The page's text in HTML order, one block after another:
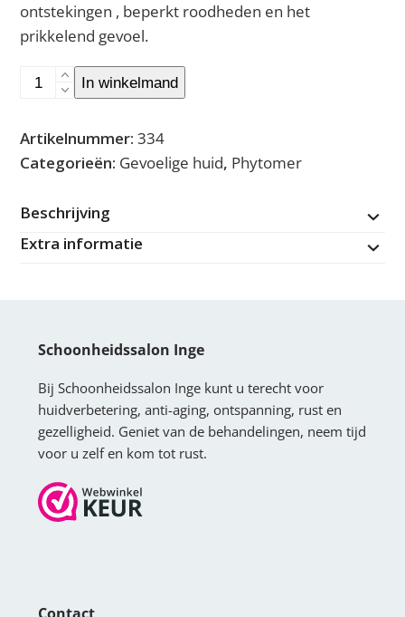
ontstekingen , beperkt roodheden en het
prikkelend gevoel.
Douceur
Velvet
soothing
(
gevoelige
In winkelmand
Artikelnummer:334
Categorieën: Gevoelige huid, Phytomer
Beschrijving
Extra informatie
Schoonheidssalon Inge
Bij Schoonheidssalon Inge kunt u terecht voor
huidverbetering, anti-aging, ontspanning, rust en
gezelligheid. Geniet van de behandelingen, neem tijd
voor u zelf en kom tot rust.